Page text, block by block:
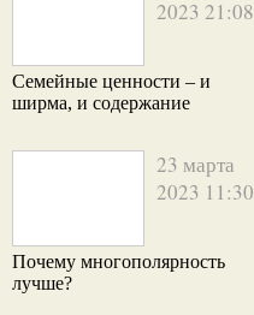
2023 21:08
Семейные ценности – и
ширма, и содержание
23 марта
2023 11:30
Почему многополярность
лучше?